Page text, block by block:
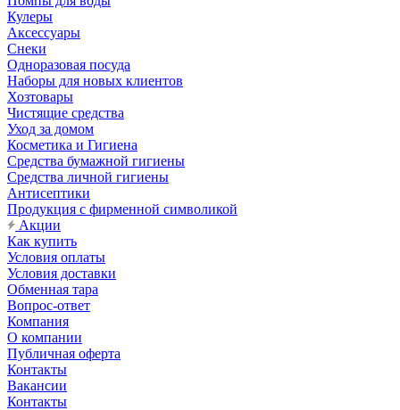
Кулеры
Аксессуары
Снеки
Одноразовая посуда
Наборы для новых клиентов
Хозтовары
Чистящие средства
Уход за домом
Косметика и Гигиена
Средства бумажной гигиены
Средства личной гигиены
Антисептики
Продукция с фирменной символикой
Акции
Как купить
Условия оплаты
Условия доставки
Обменная тара
Вопрос-ответ
Компания
О компании
Публичная оферта
Контакты
Вакансии
Контакты